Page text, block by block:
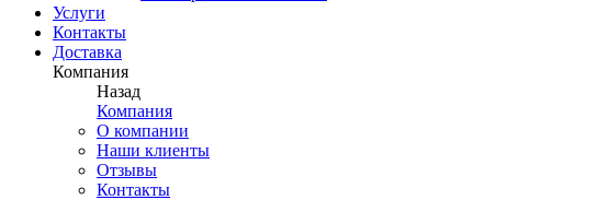
Услуги
Контакты
Доставка
Компания
Назад
Компания
О компании
Наши клиенты
Отзывы
Контакты